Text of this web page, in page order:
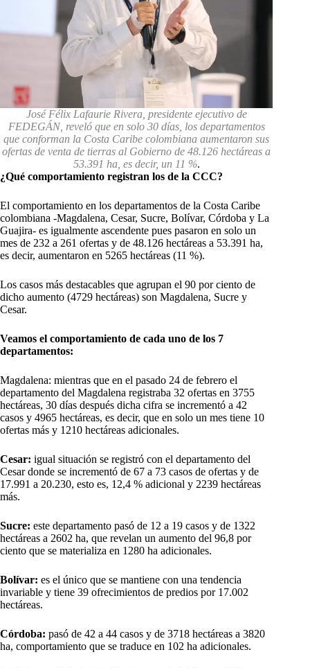
José Félix Lafaurie Rivera, presidente ejecutivo de
FEDEGÁN, reveló que en solo 30 días, los departamentos
que conforman la Costa Caribe colombiana aumentaron sus
ofertas de venta de tierras al Gobierno de 48.126 hectáreas a
53.391 ha, es decir, un 11 %.
¿Qué comportamiento registran los de la CCC?
El comportamiento en los departamentos de la Costa Caribe
colombiana -Magdalena, Cesar, Sucre, Bolívar, Córdoba y La
Guajira- es igualmente ascendente pues pasaron en solo un
mes de 232 a 261 ofertas y de 48.126 hectáreas a 53.391 ha,
es decir, aumentaron en 5265 hectáreas (11 %).
Los casos más destacables que agrupan el 90 por ciento de
dicho aumento (4729 hectáreas) son Magdalena, Sucre y
Cesar.
Veamos el comportamiento de cada uno de los 7
departamentos:
Magdalena: mientras que en el pasado 24 de febrero el
departamento del Magdalena registraba 32 ofertas en 3755
hectáreas, 30 días después dicha cifra se incrementó a 42
casos y 4965 hectáreas, es decir, que en solo un mes tiene 10
ofertas más y 1210 hectáreas adicionales.
Cesar: igual situación se registró con el departamento del
Cesar donde se incrementó de 67 a 73 casos de ofertas y de
17.991 a 20.230, esto es, 12,4 % adicional y 2239 hectáreas
más.
Sucre: este departamento pasó de 12 a 19 casos y de 1322
hectáreas a 2602 ha, que revelan un aumento del 96,8 por
ciento que se materializa en 1280 ha adicionales.
Bolívar: es el único que se mantiene con una tendencia
invariable y tiene 39 ofrecimientos de predios por 17.002
hectáreas.
Córdoba: pasó de 42 a 44 casos y de 3718 hectáreas a 3820
ha, comportamiento que se traduce en 102 ha adicionales.